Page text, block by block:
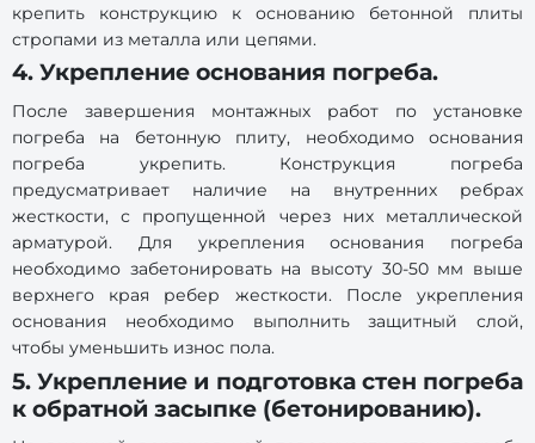
крепить конструкцию к основанию бетонной плиты
стропами из металла или цепями.
4. Укрепление основания погреба.
После завершения монтажных работ по установке
погреба на бетонную плиту, необходимо основания
погреба укрепить. Конструкция погреба
предусматривает наличие на внутренних ребрах
жесткости, с пропущенной через них металлической
арматурой. Для укрепления основания погреба
необходимо забетонировать на высоту 30-50 мм выше
верхнего края ребер жесткости. После укрепления
основания необходимо выполнить защитный слой,
чтобы уменьшить износ пола.
5. Укрепление и подготовка стен погреба
к обратной засыпке (бетонированию).